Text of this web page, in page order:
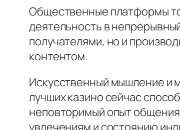
Общественные платформы
деятельность в
получателями, но и
контентом.
Искусственный мышление и
лучших казино сейчас
неповторимый опыт
увлечениям и состоянию